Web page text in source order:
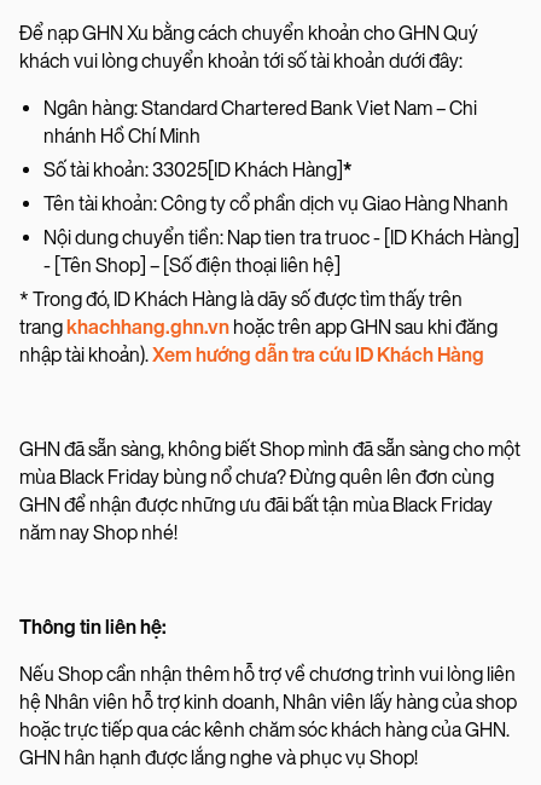
Để nạp GHN Xu bằng cách chuyển khoản cho GHN Quý
khách vui lòng chuyển khoản tới số tài khoản dưới đây:
Ngân hàng: Standard Chartered Bank Viet Nam – Chi
nhánh Hồ Chí Minh
Số tài khoản: 33025[ID Khách Hàng] *
Tên tài khoản: Công ty cổ phần dịch vụ Giao Hàng Nhanh
Nội dung chuyển tiền: Nap tien tra truoc - [ID Khách Hàng]
- [Tên Shop] – [Số điện thoại liên hệ]
* Trong đó, ID Khách Hàng là dãy số được tìm thấy trên
trang khachhang.ghn.vn hoặc trên app GHN sau khi đăng
nhập tài khoản).Xem hướng dẫn tra cứu ID Khách Hàng
GHN đã sẵn sàng, không biết Shop mình đã sẵn sàng cho một
mùa Black Friday bùng nổ chưa? Đừng quên lên đơn cùng
GHN để nhận được những ưu đãi bất tận mùa Black Friday
năm nay Shop nhé!
Thông tin liên hệ:
Nếu Shop cần nhận thêm hỗ trợ về chương trình vui lòng liên
hệ Nhân viên hỗ trợ kinh doanh, Nhân viên lấy hàng của shop
hoặc trực tiếp qua các kênh chăm sóc khách hàng của GHN.
GHN hân hạnh được lắng nghe và phục vụ Shop!